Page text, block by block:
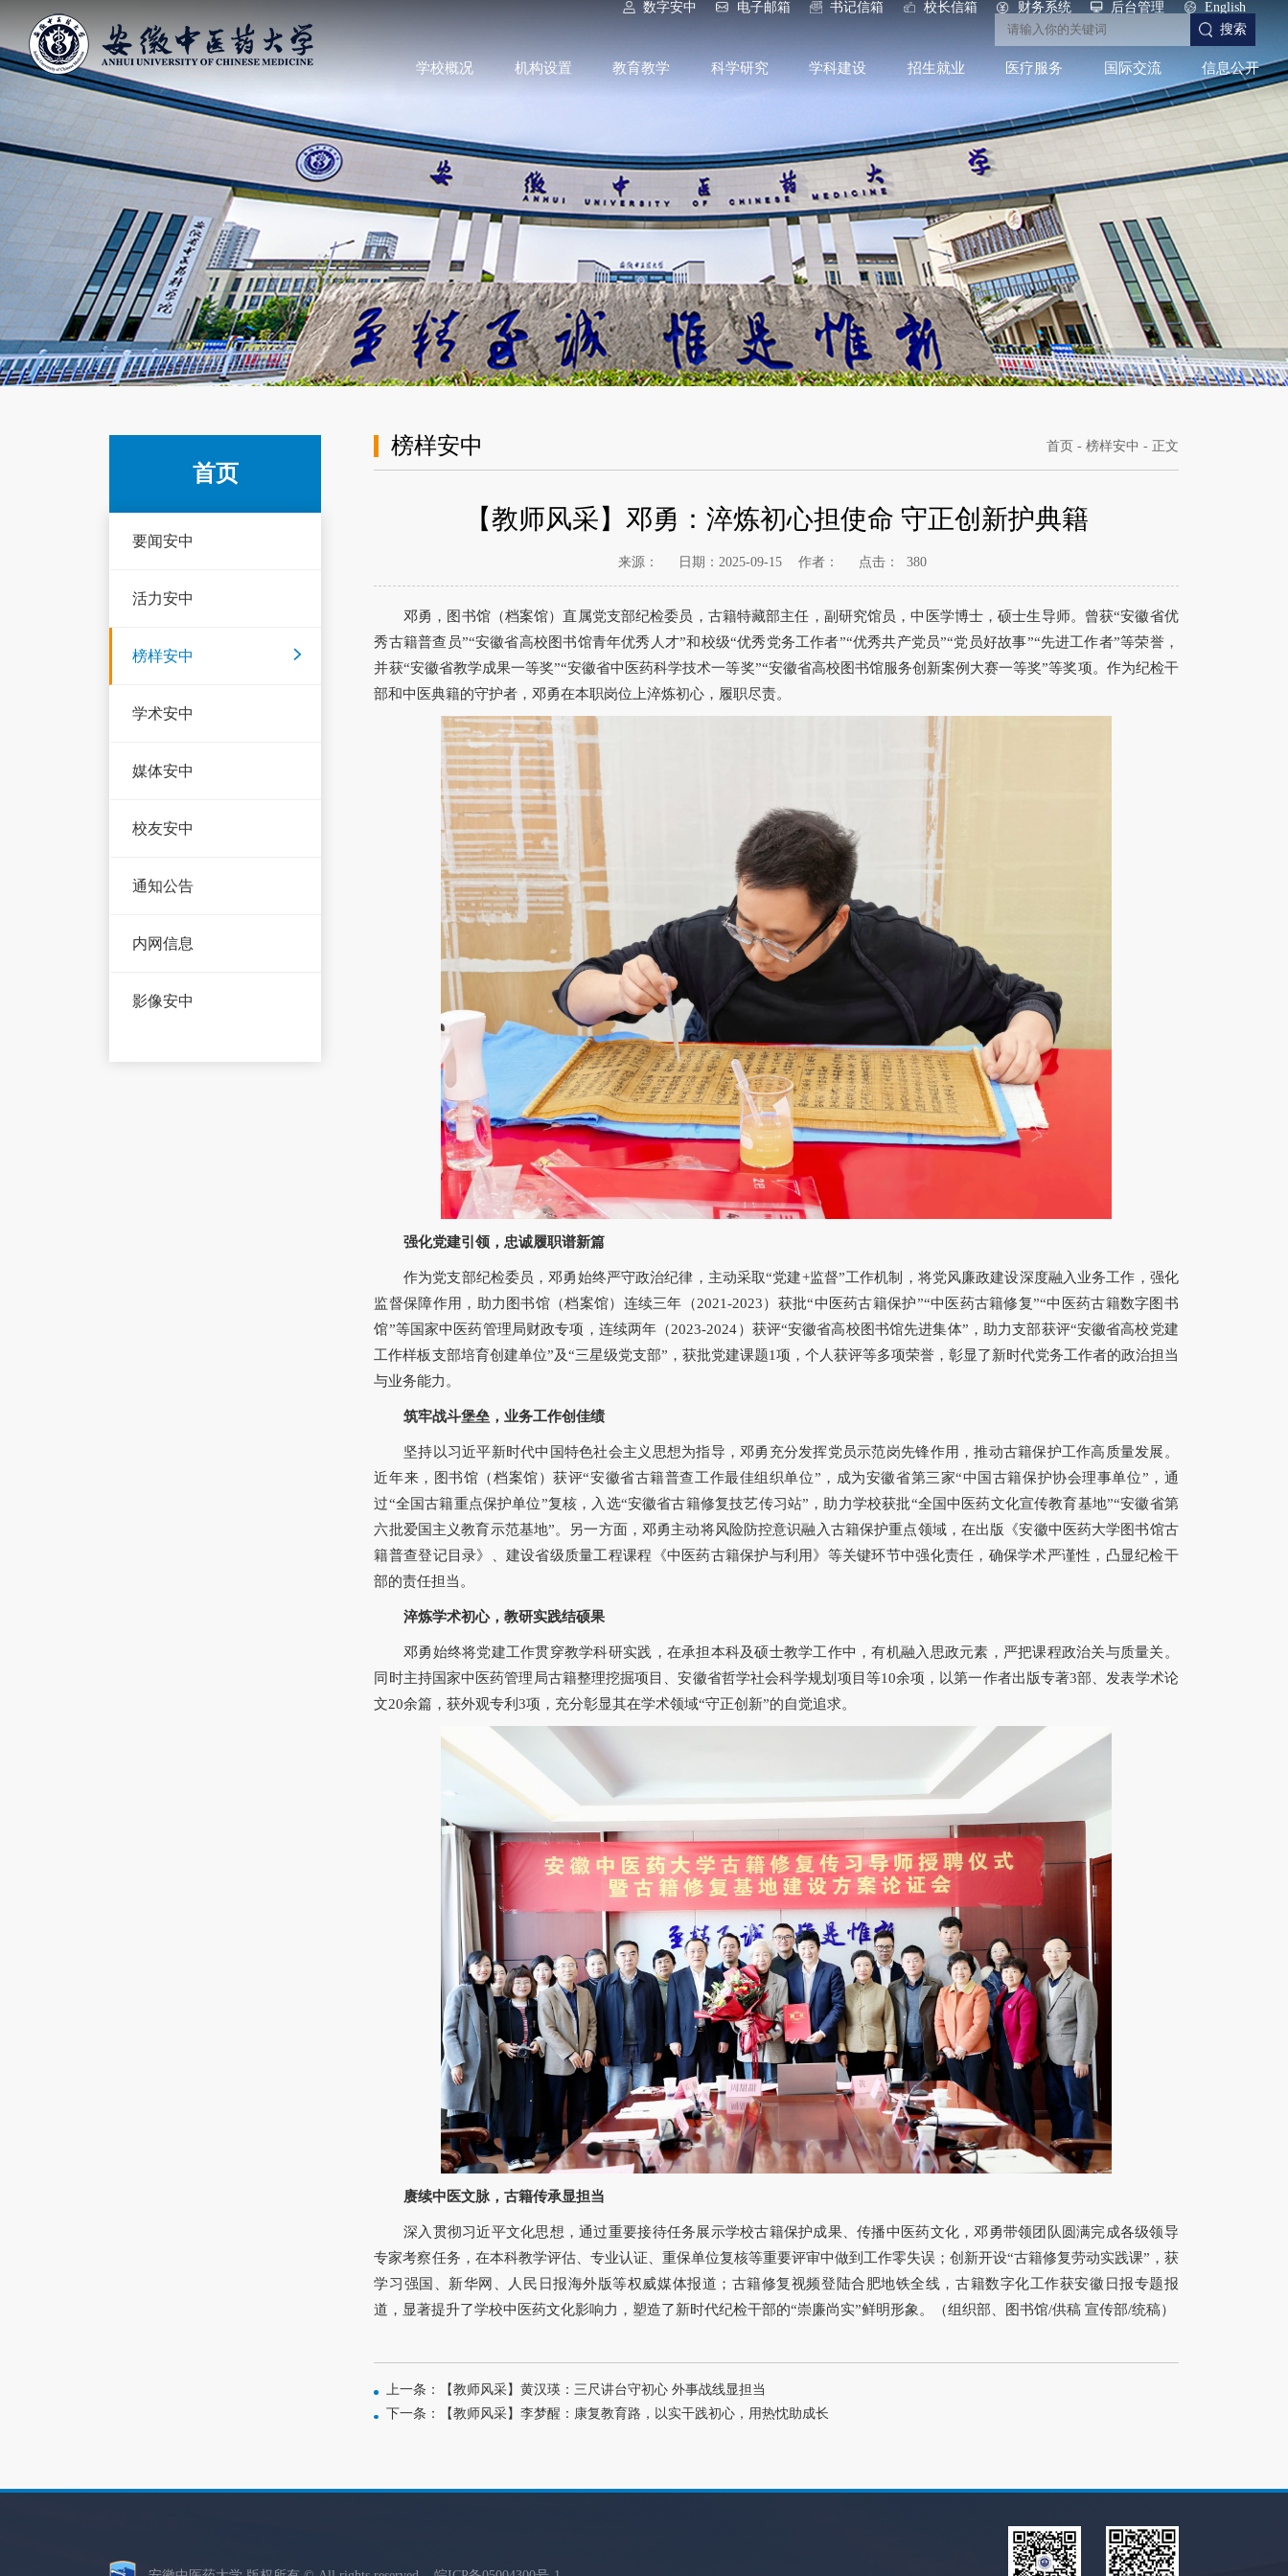
数字安中 电子邮箱 书记信箱 校长信箱 财务系统 后台管理
English
搜索
学校概况 机构设置 教育教学 科学研究 学科建设 招生就业 医疗服务 国际交流 信息公开
首页
要闻安中
活力安中
榜样安中
学术安中
媒体安中
校友安中
通知公告
内网信息
影像安中
榜样安中 首页- 榜样安中 - 正文
【教师风采】邓勇：淬炼初心担使命 守正创新护典籍
来源： 日期：2025-09-15 作者： 点击： 380
邓勇，图书馆（档案馆）直属党支部纪检委员，古籍特藏部主任，副研究馆员，中医学博士，硕士生导师。曾获“安徽省优
秀古籍普查员”“安徽省高校图书馆青年优秀人才”和校级“优秀党务工作者”“优秀共产党员”“党员好故事”“先进工作者”等荣誉，
并获“安徽省教学成果一等奖”“安徽省中医药科学技术一等奖”“安徽省高校图书馆服务创新案例大赛一等奖”等奖项。作为纪检干
部和中医典籍的守护者，邓勇在本职岗位上淬炼初心，履职尽责。
强化党建引领，忠诚履职谱新篇
作为党支部纪检委员，邓勇始终严守政治纪律，主动采取“党建+监督”工作机制，将党风廉政建设深度融入业务工作，强化
监督保障作用，助力图书馆（档案馆）连续三年（2021-2023）获批“中医药古籍保护”“中医药古籍修复”“中医药古籍数字图书
馆”等国家中医药管理局财政专项，连续两年（2023-2024）获评“安徽省高校图书馆先进集体”，助力支部获评“安徽省高校党建
工作样板支部培育创建单位”及“三星级党支部”，获批党建课题1项，个人获评等多项荣誉，彰显了新时代党务工作者的政治担当
与业务能力。
筑牢战斗堡垒，业务工作创佳绩
坚持以习近平新时代中国特色社会主义思想为指导，邓勇充分发挥党员示范岗先锋作用，推动古籍保护工作高质量发展。
近年来，图书馆（档案馆）获评“安徽省古籍普查工作最佳组织单位”，成为安徽省第三家“中国古籍保护协会理事单位”，通
过“全国古籍重点保护单位”复核，入选“安徽省古籍修复技艺传习站”，助力学校获批“全国中医药文化宣传教育基地”“安徽省第
六批爱国主义教育示范基地”。另一方面，邓勇主动将风险防控意识融入古籍保护重点领域，在出版《安徽中医药大学图书馆古
籍普查登记目录》、建设省级质量工程课程《中医药古籍保护与利用》等关键环节中强化责任，确保学术严谨性，凸显纪检干
部的责任担当。
淬炼学术初心，教研实践结硕果
邓勇始终将党建工作贯穿教学科研实践，在承担本科及硕士教学工作中，有机融入思政元素，严把课程政治关与质量关。
同时主持国家中医药管理局古籍整理挖掘项目、安徽省哲学社会科学规划项目等10余项，以第一作者出版专著3部、发表学术论
文20余篇，获外观专利3项，充分彰显其在学术领域“守正创新”的自觉追求。
赓续中医文脉，古籍传承显担当
深入贯彻习近平文化思想，通过重要接待任务展示学校古籍保护成果、传播中医药文化，邓勇带领团队圆满完成各级领导
专家考察任务，在本科教学评估、专业认证、重保单位复核等重要评审中做到工作零失误；创新开设“古籍修复劳动实践课”，获
学习强国、新华网、人民日报海外版等权威媒体报道；古籍修复视频登陆合肥地铁全线，古籍数字化工作获安徽日报专题报
道，显著提升了学校中医药文化影响力，塑造了新时代纪检干部的“崇廉尚实”鲜明形象。（组织部、图书馆/供稿 宣传部/统稿）
上一条：【教师风采】黄汉瑛：三尺讲台守初心 外事战线显担当
下一条：【教师风采】李梦醒：康复教育路，以实干践初心，用热忱助成长